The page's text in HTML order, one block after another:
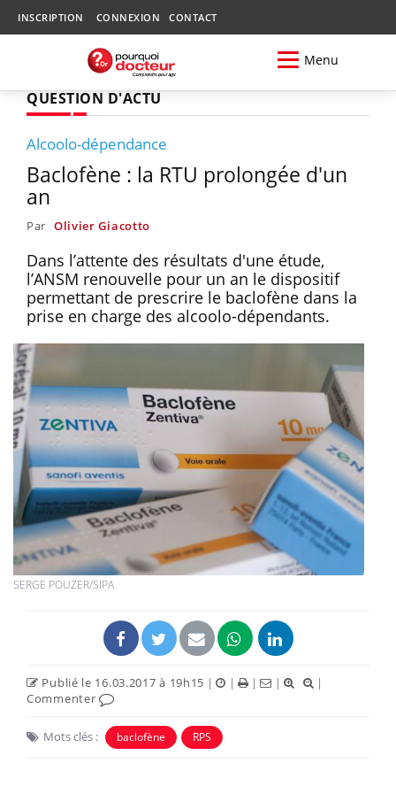
INSCRIPTION CONNEXION CONTACT
Menu
QUESTION D'ACTU
Alcoolo-dépendance
Baclofène : la RTU prolongée d'un
an
Par Olivier Giacotto
Dans l’attente des résultats d'une étude,
l’ANSM renouvelle pour un an le dispositif
permettant de prescrire le baclofène dans la
prise en charge des alcoolo-dépendants.
SERGE POUZER/SIPA
Publié le 16.03.2017 à 19h15 | | | |
|
Commenter
Mots clés : baclofène RPS